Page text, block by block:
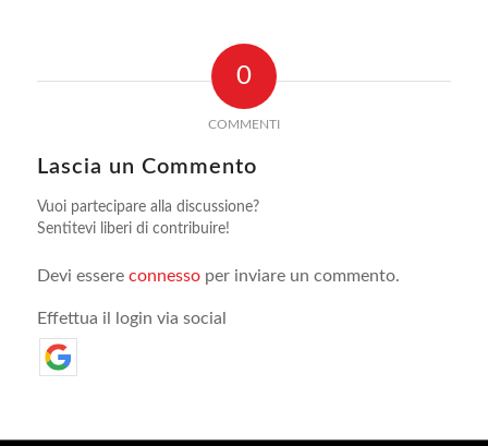
0
COMMENTI
Lascia un Commento
Vuoi partecipare alla discussione?
Sentitevi liberi di contribuire!
Devi essere connessoper inviare un commento.
Effettua il login via social